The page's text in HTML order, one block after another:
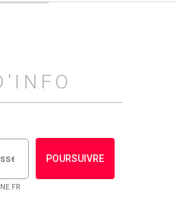
POURSUIVRE